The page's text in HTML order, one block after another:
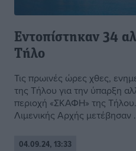
Εντοπίστηκαν 34
Τήλο
Τις πρωινές ώρες χθες,
της Τήλου για την ύπαρξη
περιοχή «ΣΚΑΦΗ» της
Λιμενικής Αρχής μετέβησαν
04.09.24, 13:33